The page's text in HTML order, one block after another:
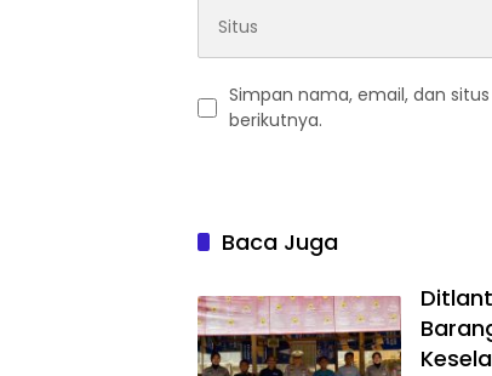
Simpan nama, email, dan
berikutnya.
Baca Juga